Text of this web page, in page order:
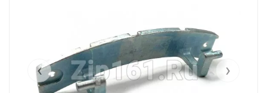
‹ ›